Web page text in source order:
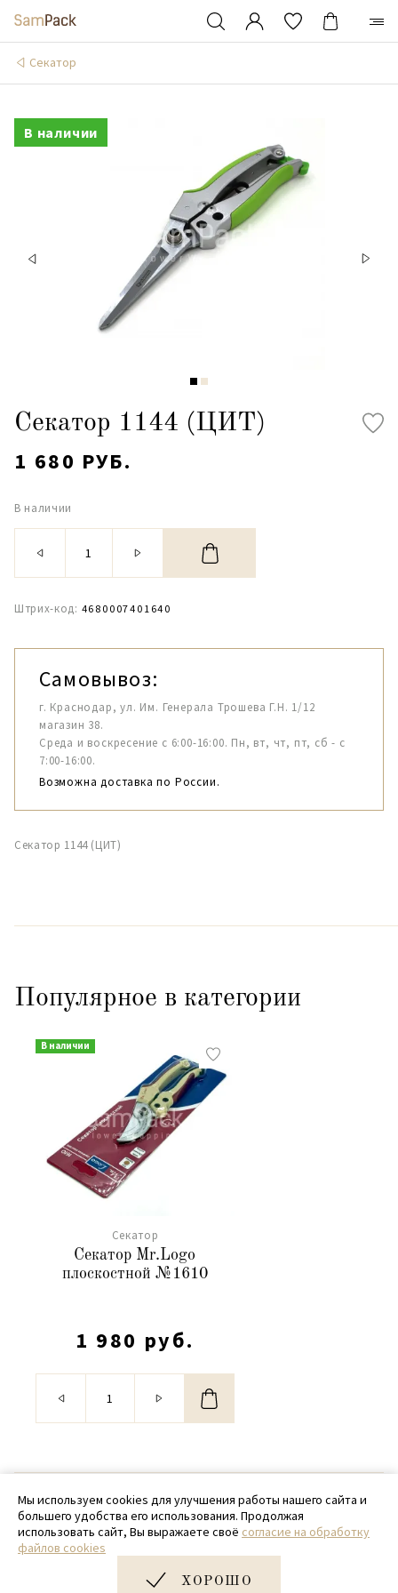
Cекатор
В наличии
Секатор 1144 (ЦИТ)
1 680 РУБ.
В наличии
Штрих-код: 4680007401640
Самовывоз:
г. Краснодар, ул. Им. Генерала Трошева Г.Н. 1/12
магазин 38.
Среда и воскресение с 6:00-16:00. Пн, вт, чт, пт, сб - с
7:00-16:00.
Возможна доставка по России.
Секатор 1144 (ЦИТ)
Популярное в категории
В наличии
Cекатор
Секатор Mr.Logo
плоскостной №1610
1 980 руб.
© 2020 - 2026 SamPack
+ 7 (918) 699-97-87
zakaz@sampack.store
Мы используем cookies для улучшения работы нашего сайта и
большего удобства его использования. Продолжая
использовать сайт, Вы выражаете своё согласие на обработку
файлов cookies
ХОРОШО